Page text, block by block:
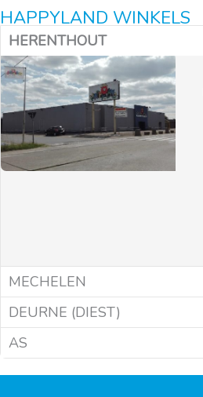
HAPPYLAND WINKELS
HERENTHOUT
MECHELEN
DEURNE (DIEST)
AS